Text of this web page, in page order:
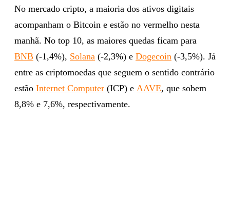
No mercado cripto, a maioria dos ativos digitais
acompanham o Bitcoin e estão no vermelho nesta
manhã. No top 10, as maiores quedas ficam para
BNB (-1,4%), Solana (-2,3%) e Dogecoin (-3,5%). Já
entre as criptomoedas que seguem o sentido contrário
estão Internet Computer (ICP) e AAVE, que sobem
8,8% e 7,6%, respectivamente.